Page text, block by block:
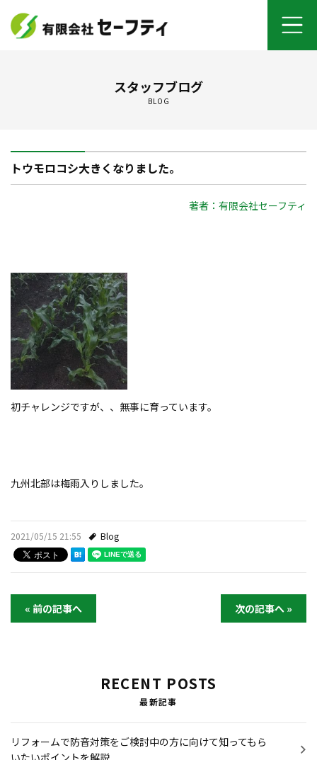
セーフティについて
お客さまの声
会社案内
プライバシーポリシー
お問い合わせ
お知らせ
スタッフブログ
スタッフブログ
BLOG
トウモロコシ大きくなりました。
著者：有限会社セーフティ
初チャレンジですが、、無事に育っています。
九州北部は梅雨入りしました。
2021/05/15 21:55 Blog
« 前の記事へ 次の記事へ »
RECENT POSTS
最新記事
リフォームで防音対策をご検討中の方に向けて知ってもら
いたいポイントを解説